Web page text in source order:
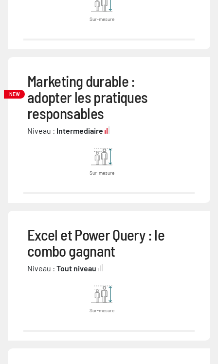
Sur-mesure
NEW
Marketing durable :
adopter les pratiques
responsables
Niveau : Intermediaire
Sur-mesure
Excel et Power Query : le
combo gagnant
Niveau : Tout niveau
Sur-mesure